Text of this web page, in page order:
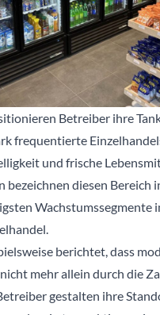
Betreiber ihre
frequentierte
und frische
bezeichnen diesen Bereich
Wachstumssegmente
berichtet, dass
mehr allein durch die
gestalten ihre